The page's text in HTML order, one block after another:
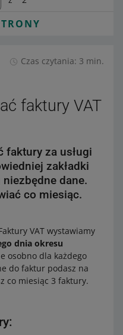
Czas czytania: 3 min.
faktury VAT
faktury za usługi
zakładki
dane.
co miesiąc.
VAT wystawiamy
dnia okresu
osobno dla każdego
do faktur podasz na
co miesiąc 3 faktury.